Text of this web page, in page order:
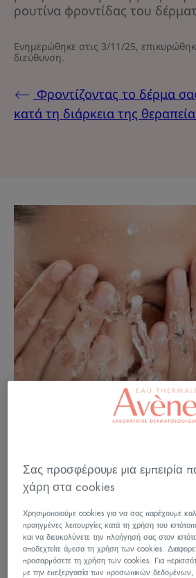
ρουτίνα φροντίδας του
Ενημερώθηκε στις 3/11/25,
διεύθυνση.
Φροντίζοντας το δέρμα
κατά τη διάρκεια της
Φροντίστε το
Σας προσφέρουμε μια εμπειρία
χάρη στα cookies
Χρησιμοποιούμε cookies για να σας παρέχουμε
προηγμένες λειτουργίες κατά τη χρήση του
και να διευκολύνετε την πλοήγησή σας στον
αποδεχτείτε άμεσα τη χρήση των cookies.
προσαρμόσετε τη χρήση των cookies. Για
με την επεξεργασία των προσωπικών δεδομένων,